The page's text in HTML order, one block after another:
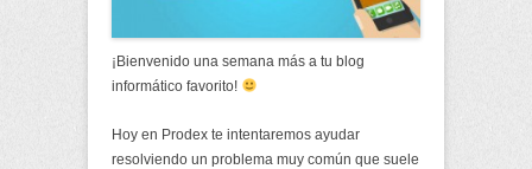
¡Bienvenido una semana más a tu blog
informático favorito!
Hoy en Prodex te intentaremos ayudar
resolviendo un problema muy común que suele